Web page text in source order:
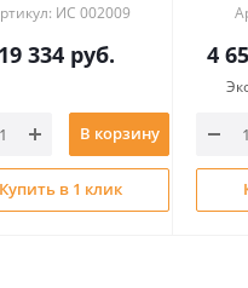
Артикул: ИС 003811
1 980руб.
Нет в наличии